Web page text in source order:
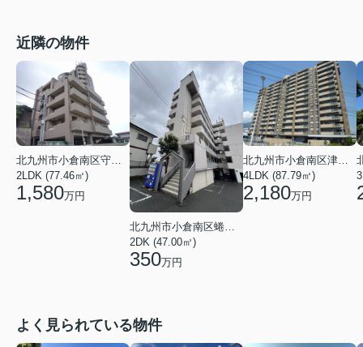
近隣の物件
北九州市小倉南区守恒３丁目
2LDK (77.46㎡)
1,580万円
2DK (47.00㎡)
350万円
北九州市小倉南区津田新町１丁目
4LDK (87.79㎡)
2,180万円
よく見られている物件